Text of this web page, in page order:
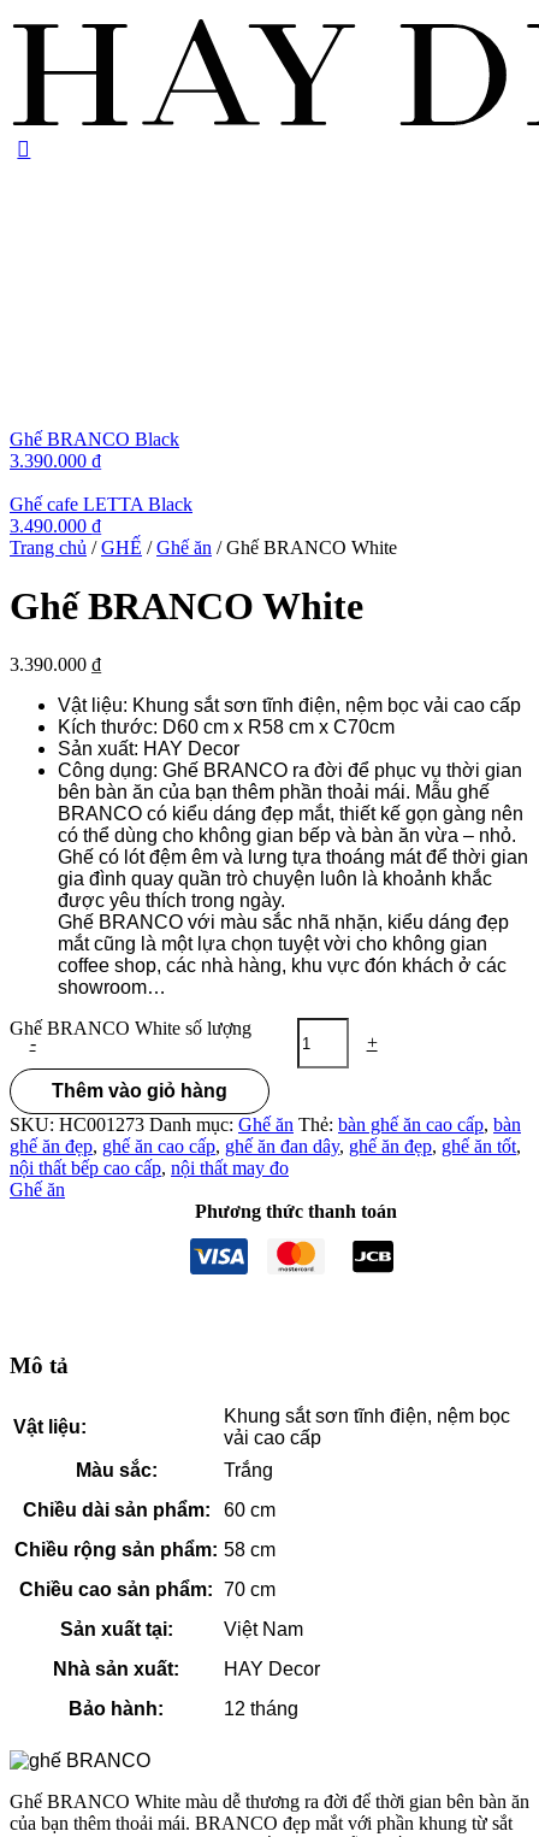
Ghế BRANCO Black
3.390.000 ₫
Ghế cafe LETTA Black
3.490.000 ₫
Trang chủ /GHẾ /Ghế ăn / Ghế BRANCO White
Ghế BRANCO White
3.390.000 ₫
Vật liệu: Khung sắt sơn tĩnh điện, nệm bọc vải cao cấp
Kích thước: D60 cm x R58 cm x C70cm
Sản xuất: HAY Decor
Công dụng: Ghế BRANCO ra đời để phục vụ thời gian
bên bàn ăn của bạn thêm phần thoải mái. Mẫu ghế
BRANCO có kiểu dáng đẹp mắt, thiết kế gọn gàng nên
có thể dùng cho không gian bếp và bàn ăn vừa – nhỏ.
Ghế có lót đệm êm và lưng tựa thoáng mát để thời gian
gia đình quay quần trò chuyện luôn là khoảnh khắc
được yêu thích trong ngày.
Ghế BRANCO với màu sắc nhã nhặn, kiểu dáng đẹp
mắt cũng là một lựa chọn tuyệt vời cho không gian
coffee shop, các nhà hàng, khu vực đón khách ở các
showroom…
-
Ghế BRANCO White số lượng
+
Thêm vào giỏ hàng
SKU: HC001273 Danh mục: Ghế ăn Thẻ: bàn ghế ăn cao cấp, bàn
ghế ăn đẹp, ghế ăn cao cấp, ghế ăn đan dây, ghế ăn đẹp, ghế ăn tốt,
nội thất bếp cao cấp, nội thất may đo
Ghế ăn
Phương thức thanh toán
Mô tả
Vật liệu:
Khung sắt sơn tĩnh điện, nệm bọc
vải cao cấp
Màu sắc:
Trắng
Chiều dài sản phẩm:
60 cm
Chiều rộng sản phẩm: 58 cm
Chiều cao sản phẩm: 70 cm
Sản xuất tại:
Việt Nam
Nhà sản xuất:
HAY Decor
Bảo hành:
12 tháng
Ghế BRANCO White màu dễ thương ra đời để thời gian bên bàn ăn
của bạn thêm thoải mái. BRANCO đẹp mắt với phần khung từ sắt